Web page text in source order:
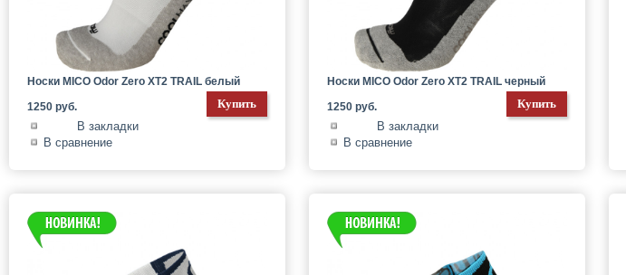
Носки MICO Odor Zero XT2 TRAIL белый
1250 руб.
В закладки
В сравнение
Носки MICO Odor Zero XT2 TRAIL черный
1250 руб.
В закладки
В сравнение